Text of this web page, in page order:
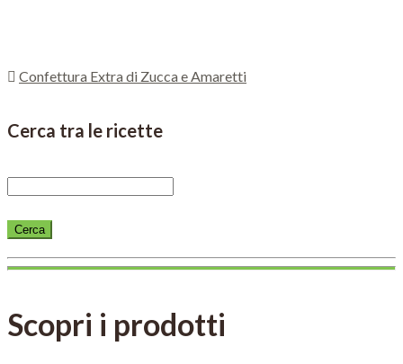
Confettura Extra di Zucca e Amaretti
Cerca tra le ricette
Scopri i prodotti